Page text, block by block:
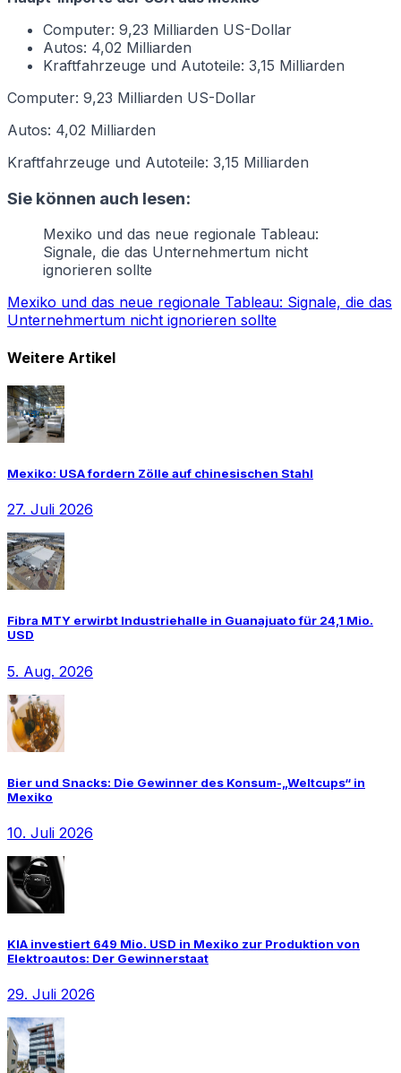
Computer: 9,23 Milliarden US-Dollar
Autos: 4,02 Milliarden
Kraftfahrzeuge und Autoteile: 3,15 Milliarden
Computer: 9,23 Milliarden US-Dollar
Autos: 4,02 Milliarden
Kraftfahrzeuge und Autoteile: 3,15 Milliarden
Sie können auch lesen:
Mexiko und das neue regionale Tableau:
Signale, die das Unternehmertum nicht
ignorieren sollte
Mexiko und das neue regionale Tableau: Signale, die das
Unternehmertum nicht ignorieren sollte
Weitere Artikel
Mexiko: USA fordern Zölle auf chinesischen Stahl
27. Juli 2026
Fibra MTY erwirbt Industriehalle in Guanajuato für 24,1 Mio.
USD
5. Aug. 2026
Bier und Snacks: Die Gewinner des Konsum-„Weltcups“ in
Mexiko
10. Juli 2026
KIA investiert 649 Mio. USD in Mexiko zur Produktion von
Elektroautos: Der Gewinnerstaat
29. Juli 2026